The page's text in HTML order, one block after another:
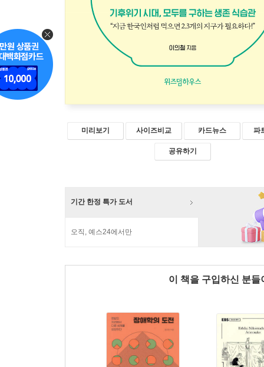
미리보기 사이즈비교 카드뉴스 파
공유하기
기간 한정 특가 도서
오직, 예스24에서만
이 책을 구입하신 분